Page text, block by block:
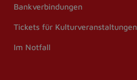
Bankverbindungen
Tickets für Kulturveranstaltungen
Im Notfall